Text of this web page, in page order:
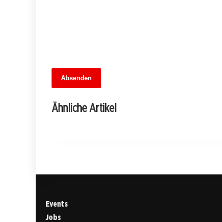
Absenden
Ähnliche Artikel
MuseumsMeileMitte: Berlins neues
kulturelles Herz schlägt am
Events
Jobs